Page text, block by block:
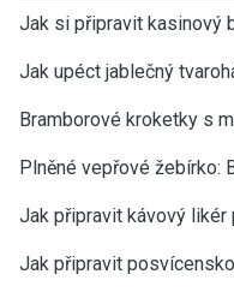
Jak si připravit kasinový
Jak upéct jablečný
Bramborové kroketky s
Plněné vepřové žebírko:
Jak připravit kávový
Jak připravit